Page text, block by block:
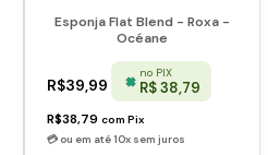
Esponja Flat Blend - Roxa -
Océane
R$39,99
no PIX
R$ 38,79
R$38,79 com Pix